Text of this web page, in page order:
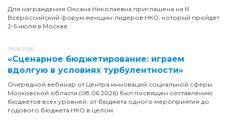
Для награждения Оксана Николаевна приглашена на III
Всероссийский форум женщин-лидеров НКО, который пройдет
2-5 июля в Москве.
09.06.2026
«Сценарное бюджетирование: играем
вдолгую в условиях турбулентности»
Очередной вебинар от Центра инноваций социальной сферы
Московской области (08.06.2026) был посвящен составлению
бюджетов всех уровней: от бюджета одного мероприятия до
годового бюджета НКО в целом.